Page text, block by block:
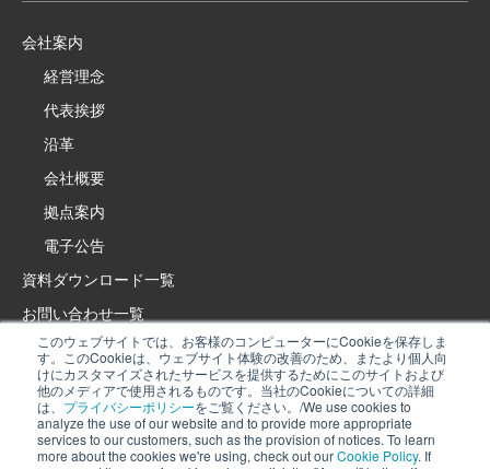
このウェブサイトでは、お客様のコンピューターにCookieを保存しま
す。このCookieは、ウェブサイト体験の改善のため、またより個人向
けにカスタマイズされたサービスを提供するためにこのサイトおよび
他のメディアで使用されるものです。当社のCookieについての詳細
は、 プライバシーポリシーをご覧ください。/We use cookies to
analyze the use of our website and to provide more appropriate
services to our customers, such as the provision of notices. To learn
more about the cookies we're using, check out ourCookie Policy. If
会社案内
経営理念
代表挨拶
沿革
会社概要
拠点案内
電子公告
資料ダウンロード一覧
お問い合わせ一覧
製品・サービスサイト
イプロス特設サイト
採用情報
プライバシーポリシー